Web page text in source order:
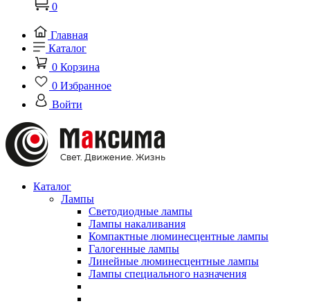
0
Главная
Каталог
0 Корзина
0 Избранное
Войти
Каталог
Лампы
Светодиодные лампы
Лампы накаливания
Компактные люминесцентные лампы
Галогенные лампы
Линейные люминесцентные лампы
Лампы специального назначения